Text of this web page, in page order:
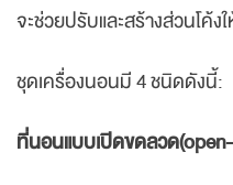
จะช่วยปรับและสร้างส่วนโค้
ชุดเครื่องนอนมี 4 ชนิดดังนี้:
ที่นอนแบบเปิดขดลวด